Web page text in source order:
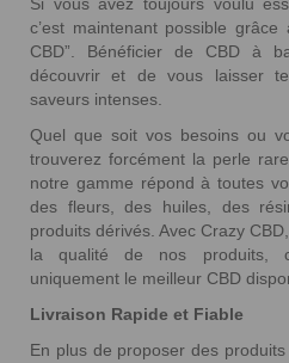
c’est maintenant possible
CBD”. Bénéficier de CBD à
découvrir et de vous laisser
saveurs intenses.
Quel que soit vos besoins ou
trouverez forcément la perle
notre gamme répond à toutes
des fleurs, des huiles, des
produits dérivés. Avec Crazy
la qualité de nos produits,
uniquement le meilleur CBD
Livraison Rapide et Fiable
En plus de proposer des